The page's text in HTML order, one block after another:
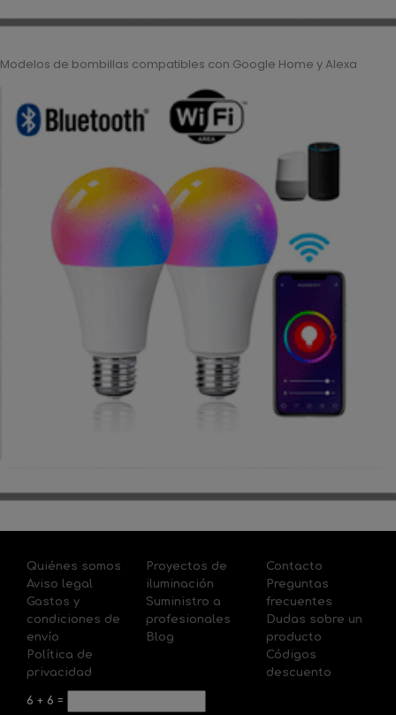
Modelos de bombillas compatibles con Google Home y Alexa
Quiénes somos
Aviso legal
Gastos y
condiciones de
envío
Política de
privacidad
Proyectos de
iluminación
Suministro a
profesionales
Blog
Contacto
Preguntas
frecuentes
Dudas sobre un
producto
Códigos
descuento
6 + 6 =